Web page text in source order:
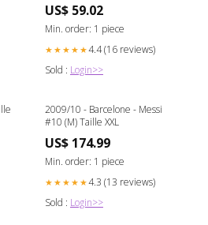
18 v 1x batterie gba 18v 2 0 ah
li ion Titre:défaut
US$ 59.02
Min. order: 1 piece
★★★★★4.4 (16 reviews)
Sold : Login>>
2009/10 - Barcelone - Messi
#10 (M) Taille XXL
US$ 174.99
Min. order: 1 piece
★★★★★4.3 (13 reviews)
Sold : Login>>